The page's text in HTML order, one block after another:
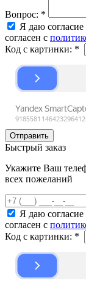
Вопрос: *
Я даю
согласен с
Код с картинки: *
Быстрый заказ
Укажите Ваш
всех пожеланий
Я даю
согласен с
Код с картинки: *